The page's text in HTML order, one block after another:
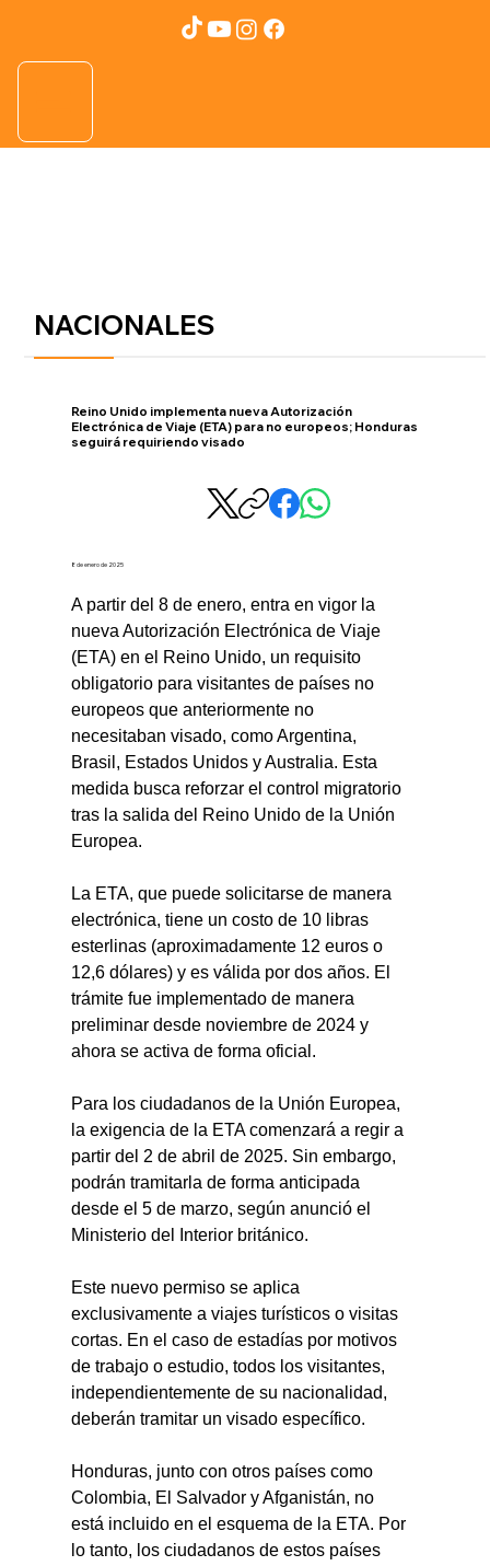
NACIONALES
Reino Unido implementa nueva Autorización
Electrónica de Viaje (ETA) para no europeos; Honduras
seguirá requiriendo visado
8 de enero de 2025
A partir del 8 de enero, entra en vigor la
nueva Autorización Electrónica de Viaje
(ETA) en el Reino Unido, un requisito
obligatorio para visitantes de países no
europeos que anteriormente no
necesitaban visado, como Argentina,
Brasil, Estados Unidos y Australia. Esta
medida busca reforzar el control migratorio
tras la salida del Reino Unido de la Unión
Europea.
La ETA, que puede solicitarse de manera
electrónica, tiene un costo de 10 libras
esterlinas (aproximadamente 12 euros o
12,6 dólares) y es válida por dos años. El
trámite fue implementado de manera
preliminar desde noviembre de 2024 y
ahora se activa de forma oficial.
Para los ciudadanos de la Unión Europea,
la exigencia de la ETA comenzará a regir a
partir del 2 de abril de 2025. Sin embargo,
podrán tramitarla de forma anticipada
desde el 5 de marzo, según anunció el
Ministerio del Interior británico.
Este nuevo permiso se aplica
exclusivamente a viajes turísticos o visitas
cortas. En el caso de estadías por motivos
de trabajo o estudio, todos los visitantes,
independientemente de su nacionalidad,
deberán tramitar un visado específico.
Honduras, junto con otros países como
Colombia, El Salvador y Afganistán, no
está incluido en el esquema de la ETA. Por
lo tanto, los ciudadanos de estos países